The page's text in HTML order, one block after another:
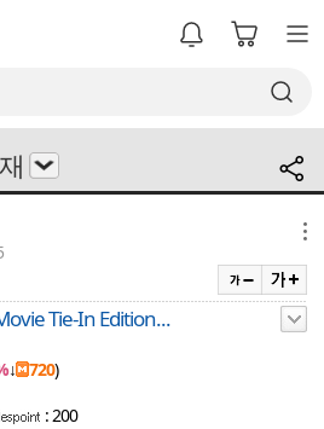
Tie-In Edition...
↓ 720)
: 200